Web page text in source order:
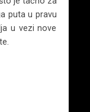
puta u pravu
u vezi nove